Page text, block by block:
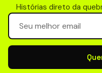
Histórias direto da
Seu email para newsletter